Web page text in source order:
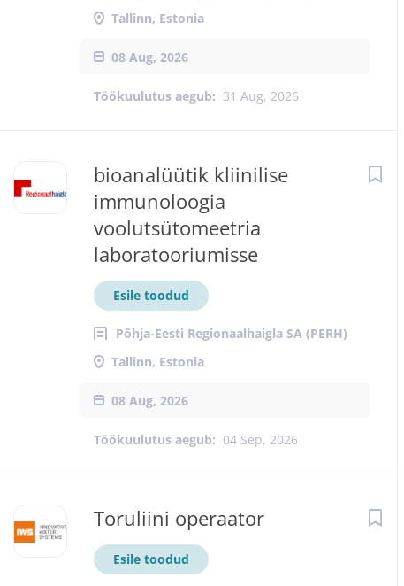
Tallinn, Estonia
08 Aug, 2026
Töökuulutus aegub: 31 Aug, 2026
bioanalüütik kliinilise
immunoloogia
voolutsütomeetria
laboratooriumisse
Esile toodud
Põhja-Eesti Regionaalhaigla SA (PERH)
Tallinn, Estonia
08 Aug, 2026
Töökuulutus aegub: 04 Sep, 2026
Toruliini operaator
Esile toodud